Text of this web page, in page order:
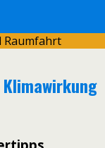
Raumfahrt